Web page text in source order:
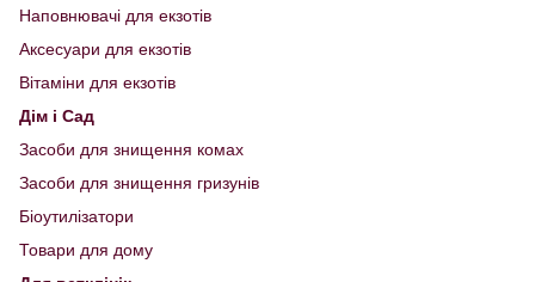
Наповнювачі для екзотів
Аксесуари для екзотів
Вітаміни для екзотів
Дім і Сад
Засоби для знищення комах
Засоби для знищення гризунів
Біоутилізатори
Товари для дому